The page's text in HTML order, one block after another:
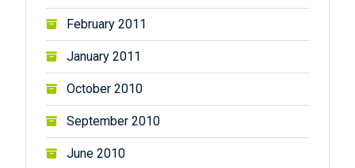
February 2011
January 2011
October 2010
September 2010
June 2010